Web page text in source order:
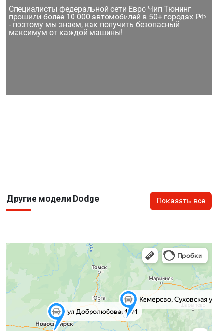
Специалисты федеральной сети Евро Чип Тюнинг
прошили более 10 000 автомобилей в 50+ городах РФ
- поэтому мы знаем, как получить безопасный
максимум от каждой машины!
Другие модели Dodge Показать все